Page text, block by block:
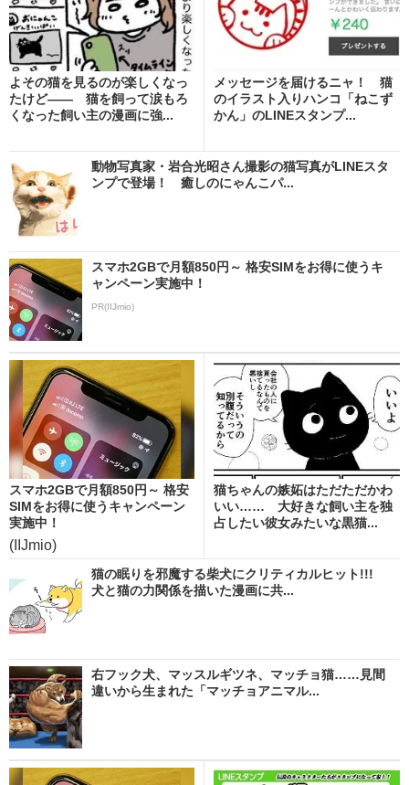
よその猫を見るのが楽しくなっ
たけど―― 猫を飼って涙もろ
くなった飼い主の漫画に強...
メッセージを届けるニャ！ 猫
のイラスト入りハンコ「ねこず
かん」のLINEスタンプ...
動物写真家・岩合光昭さん撮影の猫写真がLINEスタ
ンプで登場！ 癒しのにゃんこパ...
スマホ2GBで月額850円～ 格安SIMをお得に使うキ
ャンペーン実施中！
PR(IIJmio)
スマホ2GBで月額850円～ 格安
SIMをお得に使うキャンペーン
実施中！
(IIJmio)
猫ちゃんの嫉妬はただただかわ
いい…… 大好きな飼い主を独
占したい彼女みたいな黒猫...
猫の眠りを邪魔する柴犬にクリティカルヒット!!!
犬と猫の力関係を描いた漫画に共...
右フック犬、マッスルギツネ、マッチョ猫……見間
違いから生まれた「マッチョアニマル...